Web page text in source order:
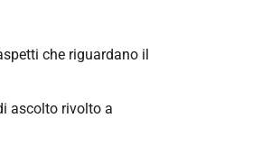
che riguardano il
ascolto rivolto a